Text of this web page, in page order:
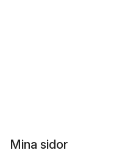
Mina sidor